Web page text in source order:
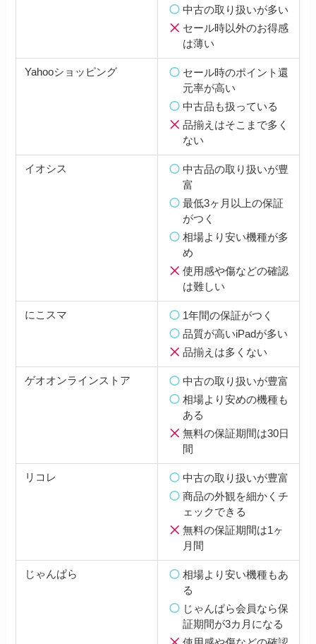
中古の取り扱いが多い
セール時以外のお得感
は薄い
Yahooショッピング
セール時のポイント還
元率が高い
中古品も扱っている
品揃えはそこまで多く
ない
イオシス
中古品の取り扱いが豊
富
最低3ヶ月以上の保証
がつく
相場より安い機種が多
め
使用感や傷などの確認
は難しい
にこスマ
1年間の保証がつく
品質が高いiPadが多い
品揃えは多くない
ゲオオンラインストア
中古の取り扱いが豊富
相場より安めの機種も
ある
無料の保証期間は30日
間
リコレ
中古の取り扱いが豊富
商品の外観を細かくチ
ェックできる
無料の保証期間は1ヶ
月間
じゃんぱら
相場より安い機種もあ
る
じゃんぱら会員なら保
証期間が3カ月になる